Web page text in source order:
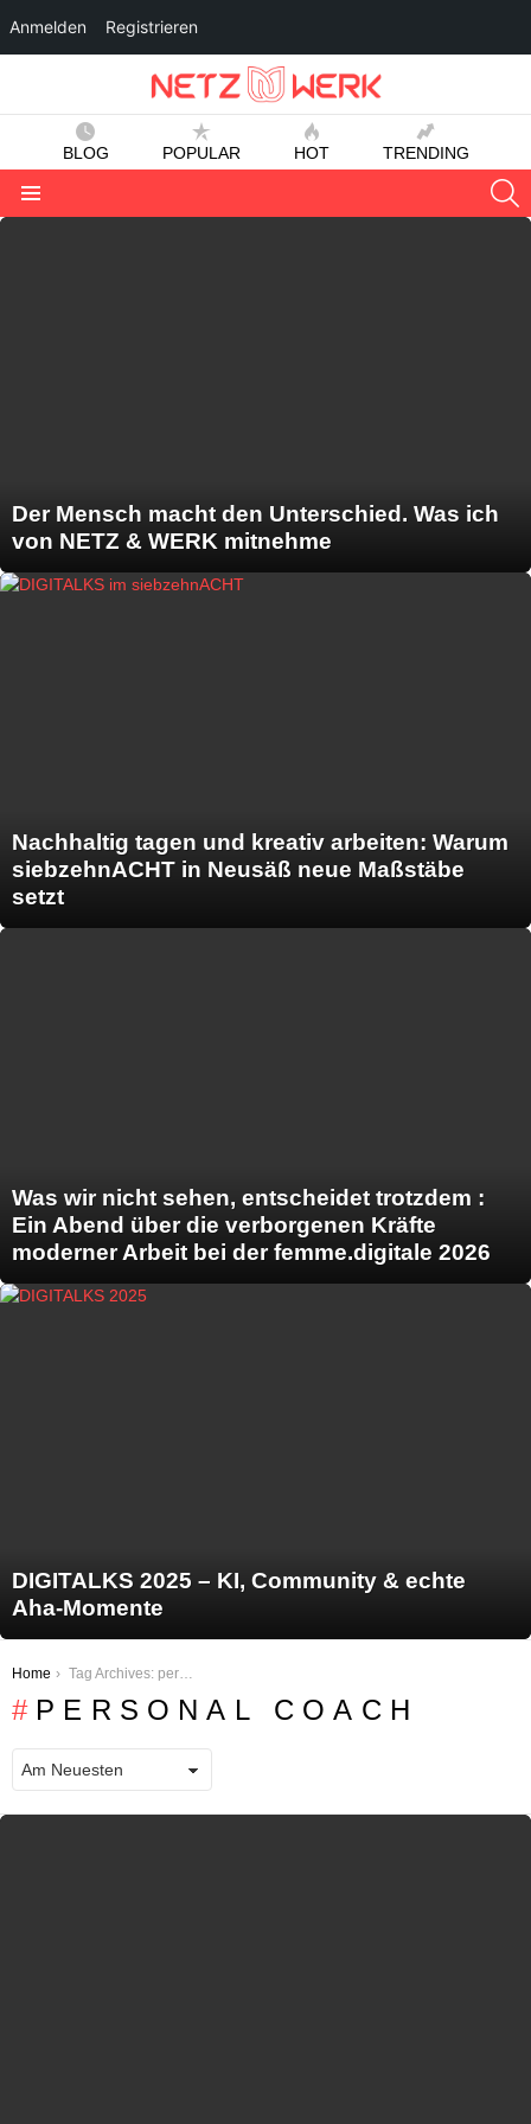
BLOG POPULAR HOT TRENDING
Der Mensch macht den Unterschied. Was ich
von NETZ & WERK mitnehme
Nachhaltig tagen und kreativ arbeiten: Warum
siebzehnACHT in Neusäß neue Maßstäbe
setzt
Was wir nicht sehen, entscheidet trotzdem :
Ein Abend über die verborgenen Kräfte
moderner Arbeit bei der femme.digitale 2026
DIGITALKS 2025 – KI, Community & echte
Aha-Momente
You are here:
Home Tag Archives: personal coach
PERSONAL COACH
Anmelden Registrieren